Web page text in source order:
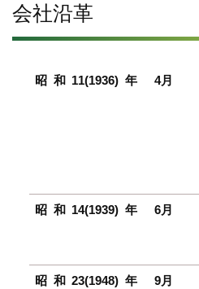
会社沿革
昭和11(1936)年 4月
昭和14(1939)年 6月
昭和23(1948)年 9月